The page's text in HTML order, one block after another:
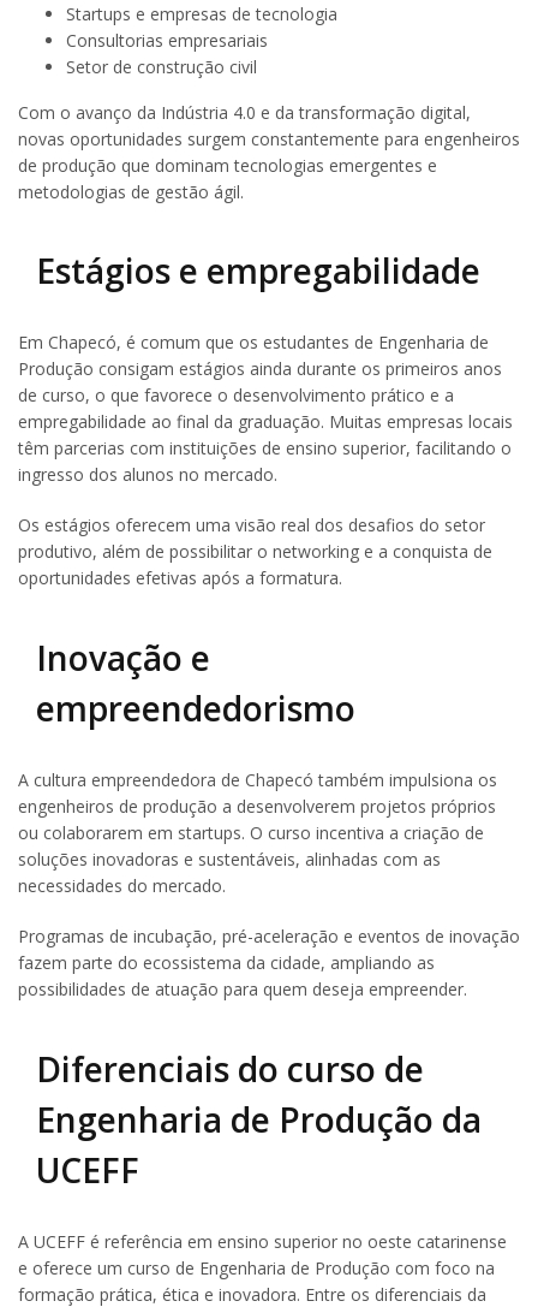
Startups e empresas de tecnologia
Consultorias empresariais
Setor de construção civil
Com o avanço da Indústria 4.0 e da transformação digital,
novas oportunidades surgem constantemente para engenheiros
de produção que dominam tecnologias emergentes e
metodologias de gestão ágil.
Estágios e empregabilidade
Em Chapecó, é comum que os estudantes de Engenharia de
Produção consigam estágios ainda durante os primeiros anos
de curso, o que favorece o desenvolvimento prático e a
empregabilidade ao final da graduação. Muitas empresas locais
têm parcerias com instituições de ensino superior, facilitando o
ingresso dos alunos no mercado.
Os estágios oferecem uma visão real dos desafios do setor
produtivo, além de possibilitar o networking e a conquista de
oportunidades efetivas após a formatura.
Inovação e
empreendedorismo
A cultura empreendedora de Chapecó também impulsiona os
engenheiros de produção a desenvolverem projetos próprios
ou colaborarem em startups. O curso incentiva a criação de
soluções inovadoras e sustentáveis, alinhadas com as
necessidades do mercado.
Programas de incubação, pré-aceleração e eventos de inovação
fazem parte do ecossistema da cidade, ampliando as
possibilidades de atuação para quem deseja empreender.
Diferenciais do curso de
Engenharia de Produção da
UCEFF
A UCEFF é referência em ensino superior no oeste catarinense
e oferece um curso de Engenharia de Produção com foco na
formação prática, ética e inovadora. Entre os diferenciais da